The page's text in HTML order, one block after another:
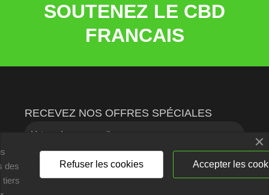
SOUTENEZ LE CBD
FRANCAIS
RECEVEZ NOS OFFRES SPÉCIALES
des
tiers
Accepter les
Refuser les cookies